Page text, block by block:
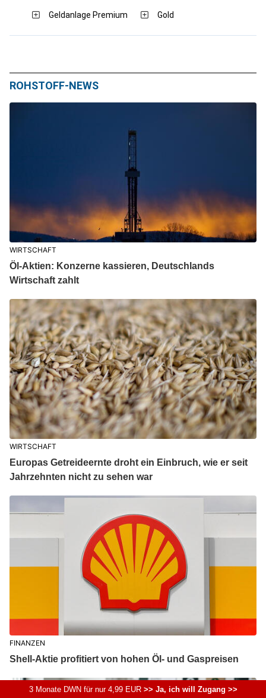
Geldanlage Premium Gold
ROHSTOFF-NEWS
WIRTSCHAFT
Öl-Aktien: Konzerne kassieren, Deutschlands
Wirtschaft zahlt
WIRTSCHAFT
Europas Getreideernte droht ein Einbruch, wie er seit
Jahrzehnten nicht zu sehen war
FINANZEN
Shell-Aktie profitiert von hohen Öl- und Gaspreisen
3 Monate DWN für nur 4,99 EUR>> Ja, ich will Zugang >>